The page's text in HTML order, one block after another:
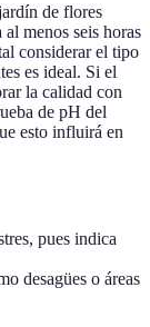
de flores
menos seis horas
considerar el tipo
es ideal. Si el
la calidad con
de pH del
esto influirá en
pues indica
desagües o áreas